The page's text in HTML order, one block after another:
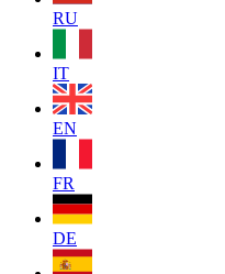
RU
IT
EN
FR
DE